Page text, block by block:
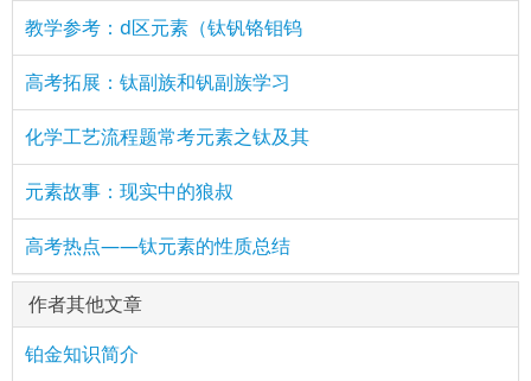
教学参考：d区元素（钛钒铬钼钨
高考拓展：钛副族和钒副族学习
化学工艺流程题常考元素之钛及其
元素故事：现实中的狼叔
高考热点——钛元素的性质总结
作者其他文章
铂金知识简介